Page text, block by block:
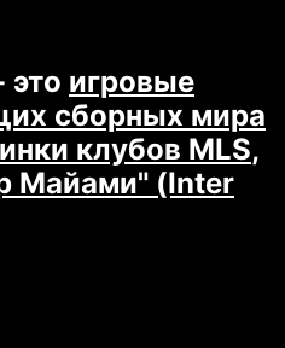
это игровые
сборных мира
клубов MLS,
Майами" (Inter